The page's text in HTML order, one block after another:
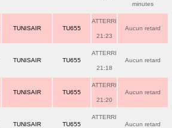
minutes
TUNISAIR TU655
ATTERRI
21:23
Aucun retard
TUNISAIR TU655
ATTERRI
21:18
Aucun retard
TUNISAIR TU655
ATTERRI
21:20
Aucun retard
TUNISAIR TU655
ATTERRI
Aucun retard